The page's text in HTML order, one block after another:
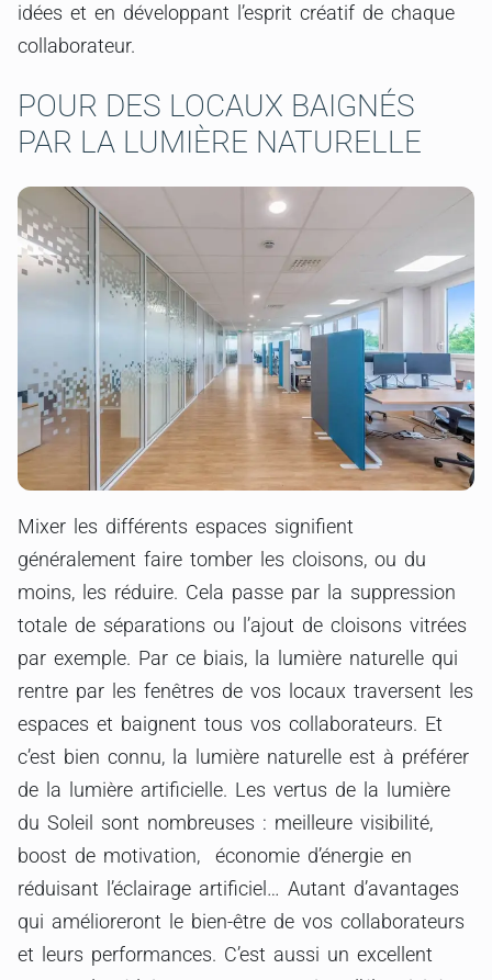
idées et en développant l’esprit créatif de chaque
collaborateur.
POUR DES LOCAUX BAIGNÉS
PAR LA LUMIÈRE NATURELLE
Mixer les différents espaces signifient
généralement faire tomber les cloisons, ou du
moins, les réduire. Cela passe par la suppression
totale de séparations ou l’ajout de cloisons vitrées
par exemple. Par ce biais, la lumière naturelle qui
rentre par les fenêtres de vos locaux traversent les
espaces et baignent tous vos collaborateurs. Et
c’est bien connu, la lumière naturelle est à préférer
de la lumière artificielle. Les vertus de la lumière
du Soleil sont nombreuses : meilleure visibilité,
boost de motivation, économie d’énergie en
réduisant l’éclairage artificiel… Autant d’avantages
qui amélioreront le bien-être de vos collaborateurs
et leurs performances. C’est aussi un excellent